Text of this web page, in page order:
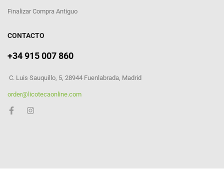
Finalizar Compra Antiguo
CONTACTO
+34 915 007 860
C. Luis Sauquillo, 5, 28944 Fuenlabrada, Madrid
order@licotecaonline.com